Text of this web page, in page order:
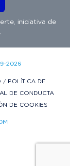
, iniciativa de
2026
/ POLÍTICA DE
DE CONDUCTA
DE COOKIES